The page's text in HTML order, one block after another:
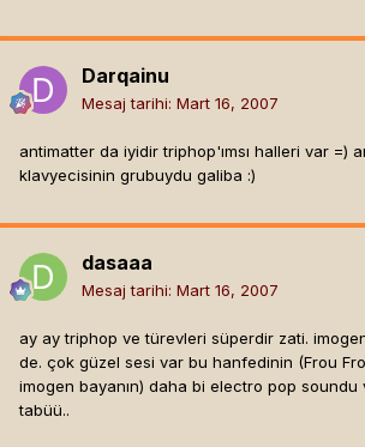
Darqainu
Mesaj tarihi: Mart 16, 2007
antimatter da iyidir triphop'ımsı halleri var =)
klavyecisinin grubuydu galiba :)
dasaaa
Mesaj tarihi: Mart 16, 2007
ay ay triphop ve türevleri süperdir zati.
de. çok güzel sesi var bu hanfedinin (Frou
imogen bayanın) daha bi electro pop soundu
tabüü..